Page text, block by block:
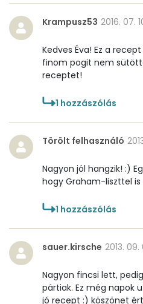
B12 Vitamin:
C vitamin:
K vitamin:
Tiamin - B1 vitamin:
Riboflavin - B2
Niacin - B3 vitamin:
Pantoténsav - B5
Kolin:
Krampusz53 2016. 07.
Kedves Éva! Ez a
finom pogit nem
receptet!
1 hozzászólás
Törölt felhasználó
Nagyon jól hangzik! :)
hogy Graham-liszttel
1 hozzászólás
sauer.kirsche 2013. 09.
Nagyon fincsi lett,
pártiak. Ez még napok
jó recept :) köszönet